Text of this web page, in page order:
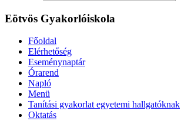
Eötvös Gyakorlóiskola
Főoldal
Elérhetőség
Eseménynaptár
Órarend
Napló
Menü
Tanítási gyakorlat egyetemi hallgatóknak
Oktatás